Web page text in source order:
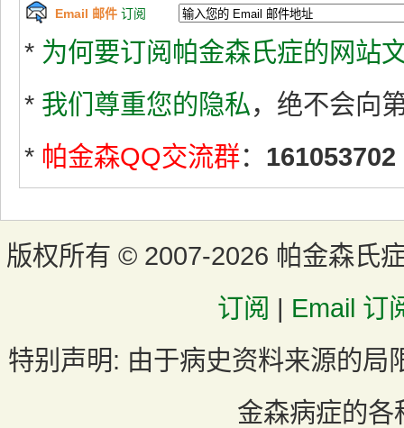
Email 邮件 订阅
* 为何要订阅帕金森氏症的网站
* 我们尊重您的隐私，绝不会向
* 帕金森QQ交流群： 161053702
版权所有 © 2007-2026 帕金森氏
订阅 | Email 订
特别声明: 由于病史资料来源的局
金森病症的各